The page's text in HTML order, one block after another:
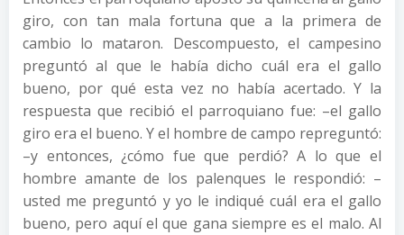
giro, con tan mala fortuna que a la primera de
cambio lo mataron. Descompuesto, el campesino
preguntó al que le había dicho cuál era el gallo
bueno, por qué esta vez no había acertado. Y la
respuesta que recibió el parroquiano fue: –el gallo
giro era el bueno. Y el hombre de campo repreguntó:
–y entonces, ¿cómo fue que perdió? A lo que el
hombre amante de los palenques le respondió: –
usted me preguntó y yo le indiqué cuál era el gallo
bueno, pero aquí el que gana siempre es el malo. Al